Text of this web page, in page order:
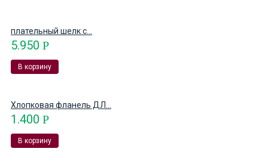
плательный шелк с...
5.950 Р
В корзину
Хлопковая фланель ДЛ...
1.400 Р
В корзину